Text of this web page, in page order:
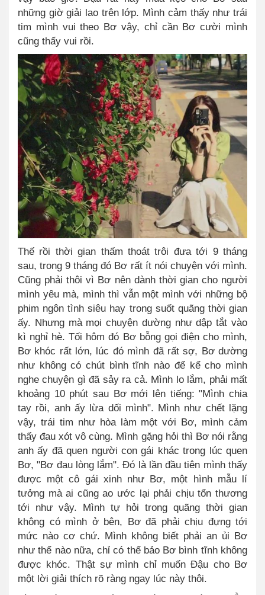
những giờ giải lao trên lớp. Mình cảm thấy như trái
tim mình vui theo Bơ vậy, chỉ cần Bơ cười mình
cũng thấy vui rồi.
Thế rồi thời gian thấm thoát trôi đưa tới 9 tháng
sau, trong 9 tháng đó Bơ rất ít nói chuyện với mình.
Cũng phải thôi vì Bơ nên dành thời gian cho người
mình yêu mà, mình thì vẫn một mình với những bộ
phim ngôn tình siêu hay trong suốt quãng thời gian
ấy. Nhưng mà mọi chuyện dường như dập tắt vào
kì nghỉ hè. Tối hôm đó Bơ bỗng gọi điện cho mình,
Bơ khóc rất lớn, lúc đó mình đã rất sợ, Bơ dường
như không có chút bình tĩnh nào để kể cho mình
nghe chuyện gì đã sảy ra cả. Mình lo lắm, phải mất
khoảng 10 phút sau Bơ mới lên tiếng: "Mình chia
tay rồi, anh ấy lừa dối mình". Mình như chết lặng
vậy, trái tim như hòa làm một với Bơ, mình cảm
thấy đau xót vô cùng. Mình gặng hỏi thì Bơ nói rằng
anh ấy đã quen người con gái khác trong lúc quen
Bơ, "Bơ đau lòng lắm". Đó là lần đầu tiên mình thấy
được một cô gái xinh như Bơ, một hình mẫu lí
tưởng mà ai cũng ao ước lại phải chịu tổn thương
tới như vậy. Mình tự hỏi trong quãng thời gian
không có mình ở bên, Bơ đã phải chịu đựng tới
mức nào cơ chứ. Mình không biết phải an ủi Bơ
như thế nào nữa, chỉ có thể bảo Bơ bình tĩnh không
được khóc. Thật sự mình chỉ muốn Đậu cho Bơ
một lời giải thích rõ ràng ngay lúc này thôi.